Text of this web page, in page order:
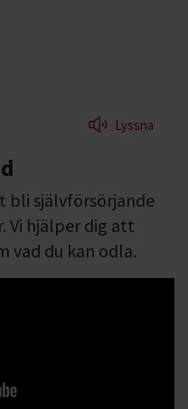
Lyssna
bli självförsörjande
Vi hjälper dig att
vad du kan odla.